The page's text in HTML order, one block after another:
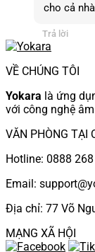
cho cả
Trả lời
VỀ CHÚNG TÔI
Yokara là ứng
với công nghệ
VĂN PHÒNG TẠI
Hotline: 0888
Email:
Địa chỉ: 77 Võ
MẠNG XÃ HỘI